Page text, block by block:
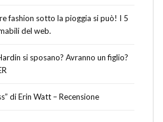
fashion sotto la pioggia si può! I 5
del web.
si sposano? Avranno un figlio?
di Erin Watt – Recensione